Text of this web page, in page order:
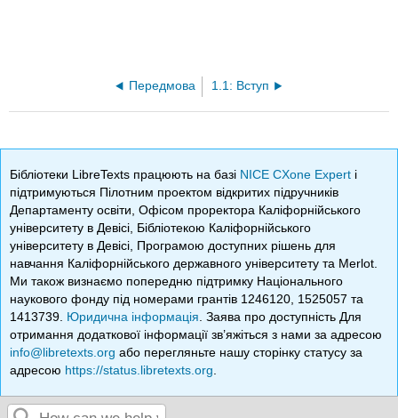
Передмова 1.1: Вступ
Бібліотеки LibreTexts працюють на базі NICE CXone Expert і
підтримуються Пілотним проектом відкритих підручників
Департаменту освіти, Офісом проректора Каліфорнійського
університету в Девісі, Бібліотекою Каліфорнійського
університету в Девісі, Програмою доступних рішень для
навчання Каліфорнійського державного університету та Merlot.
Ми також визнаємо попередню підтримку Національного
наукового фонду під номерами грантів 1246120, 1525057 та
1413739. Юридична інформація . Заява про доступність Для
отримання додаткової інформації зв’яжіться з нами за адресою
info@libretexts.org або перегляньте нашу сторінку статусу за
адресою https://status.libretexts.org